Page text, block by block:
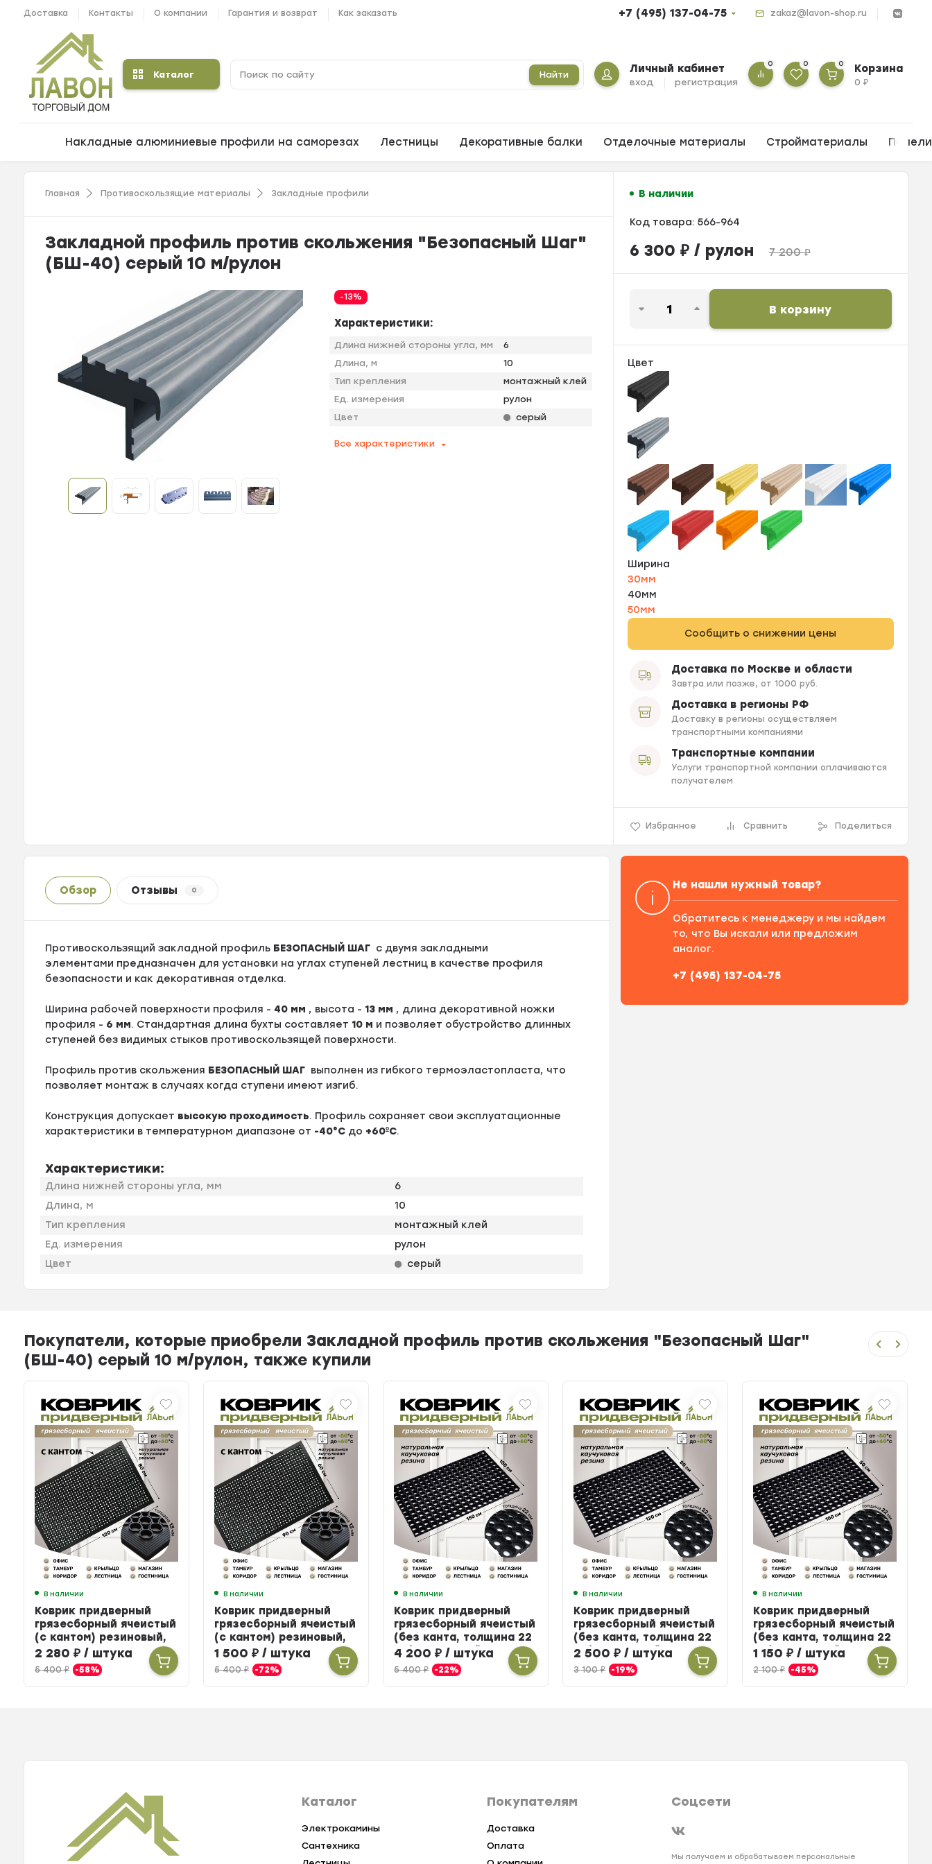
Доставка Контакты О компании Гарантия и возврат Как заказать +7 (495) 137-04-75 zakaz@lavon-shop.ru
Каталог Найти Личный кабинет
вход регистрация
0 0 0 Корзина
0₽
Накладные алюминиевые профили на саморезах Лестницы Декоративные балки Отделочные материалы Стройматериалы
Главная Противоскользящие материалы Закладные профили
Закладной профиль против скольжения "Безопасный Шаг"
(БШ-40) серый 10 м/рулон
-13%
Характеристики:
Длина нижней стороны угла, мм
6
Длина, м
10
Тип крепления
монтажный клей
Ед. измерения
рулон
Цвет
серый
Все характеристики
В наличии
Код товара: 566-964
6 300 ₽/ рулон 7 200₽
В корзину
Цвет
Ширина
30мм
40мм
50мм
Сообщить о снижении цены
Доставка по Москве и области
Завтра или позже, от 1000 руб.
Доставка в регионы РФ
Доставку в регионы осуществляем
транспортными компаниями
Транспортные компании
Услуги транспортной компании оплачиваются
получателем
Избранное Сравнить Поделиться
Обзор Отзывы 0
Противоскользящий закладной профиль БЕЗОПАСНЫЙ ШАГ с двумя закладными
элементами предназначен для установки на углах ступеней лестниц в качестве профиля
безопасности и как декоративная отделка.
Ширина рабочей поверхности профиля - 40 мм , высота - 13 мм , длина декоративной ножки
профиля - 6 мм. Стандартная длина бухты составляет 10 м и позволяет обустройство длинных
ступеней без видимых стыков противоскользящей поверхности.
Профиль против скольжения БЕЗОПАСНЫЙ ШАГ выполнен из гибкого термоэластопласта, что
позволяет монтаж в случаях когда ступени имеют изгиб.
Конструкция допускает высокую проходимость. Профиль сохраняет свои эксплуатационные
характеристики в температурном диапазоне от -40°С до +60ºС.
Характеристики:
Длина нижней стороны угла, мм
6
Длина, м
10
Тип крепления
монтажный клей
Ед. измерения
рулон
Цвет
серый
Не нашли нужный товар?
Обратитесь к менеджеру и мы найдем
то, что Вы искали или предложим
аналог.
+7 (495) 137-04-75
Покупатели, которые приобрели Закладной профиль против скольжения "Безопасный Шаг"
(БШ-40) серый 10 м/рулон, также купили
В наличии
Коврик придверный
грязесборный ячеистый
(с кантом) резиновый,
80 х 120 см
2 280₽ / штука
5 400₽ -58%
В наличии
Коврик придверный
грязесборный ячеистый
(с кантом) резиновый,
60 х 90 см
1 500₽ / штука
5 400₽ -72%
В наличии
Коврик придверный
грязесборный ячеистый
(без канта, толщина 22
мм) резиновый, 100 х
150 см
4 200₽ / штука
5 400₽ -22%
В наличии
Коврик придверный
грязесборный ячеистый
(без канта, толщина 22
мм) резиновый, 80 х 120
см
2 500₽ / штука
3 100₽ -19%
В наличии
Коврик придверный
грязесборный ячеистый
(без канта, толщина 22
мм) резиновый, 50 х 100
см
1 150₽ / штука
2 100₽ -45%
Каталог
Электрокамины
Сантехника
Покупателям
Доставка
Оплата
Соцсети
Мы получаем и обрабатываем персональные